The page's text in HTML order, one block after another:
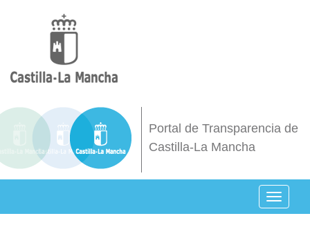
Portal de Transparencia de
Castilla-La Mancha
Toggle